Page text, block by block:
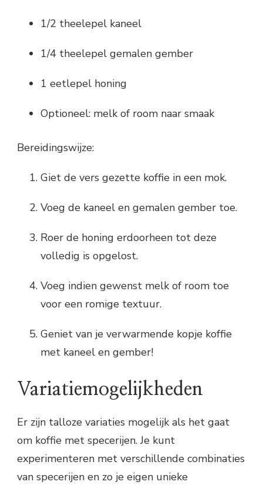
1/2 theelepel kaneel
1/4 theelepel gemalen gember
1 eetlepel honing
Optioneel: melk of room naar smaak
Bereidingswijze:
Giet de vers gezette koffie in een mok.
Voeg de kaneel en gemalen gember toe.
Roer de honing erdoorheen tot deze
volledig is opgelost.
Voeg indien gewenst melk of room toe
voor een romige textuur.
Geniet van je verwarmende kopje koffie
met kaneel en gember!
Variatiemogelijkheden
Er zijn talloze variaties mogelijk als het gaat
om koffie met specerijen. Je kunt
experimenteren met verschillende combinaties
van specerijen en zo je eigen unieke